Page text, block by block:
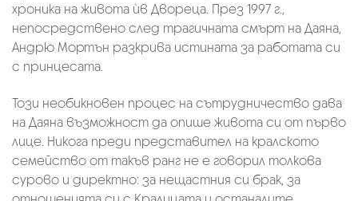
хроника на живота ѝв Двореца. През 1997 г.,
непосредствено след трагичната смърт на Даяна,
Андрю Мортън разкрива истината за работата си
с принцесата.
Този необикновен процес на сътрудничество дава
на Даяна възможност да опише живота си от първо
лице. Никога преди представител на кралското
семейство от такъв ранг не е говорил толкова
сурово и директно: за нещастния си брак, за